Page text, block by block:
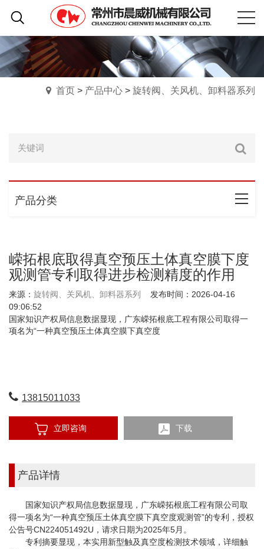
首页 > 产品中心 > 旋转阀、关风机、卸料器系列
产品分类
嵘拓根底取得真空预压土体真空膜下度
观测管专利取得进步检测精度的作用
来源： 旋转阀、关风机、卸料器系列
发布时间：2026-04-16
09:06:52
国家知识产权局信息数据显现，广东嵘拓根底工程有限公司取得一
项名为“一种真空预压土体真空膜下真空度
13815011033
立即咨询 下载
产品详情
国家知识产权局信息数据显现，广东嵘拓根底工程有限公司取
得一项名为“一种真空预压土体真空膜下真空度观测管”的专利，授权
公告号CN224051492U，请求日期为2025年5月。
专利摘要显现，本实用新型触及真空度检测技术领域，详细触